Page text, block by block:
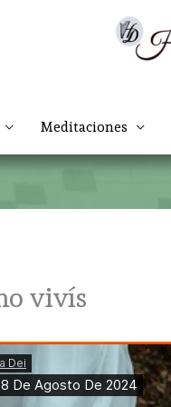
Meditaciones
vivís